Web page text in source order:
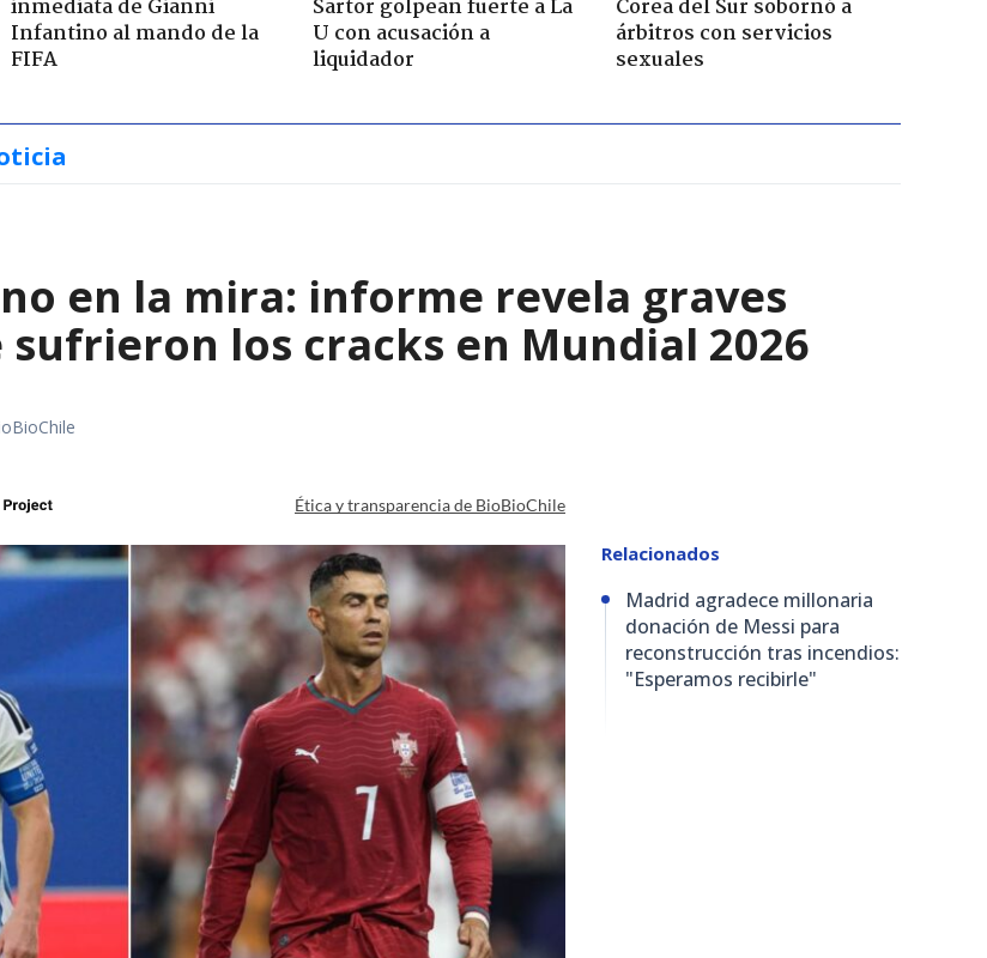
inmediata de Gianni
Infantino al mando de la
FIFA
Sartor golpean fuerte a La
U con acusación a
liquidador
Corea del Sur sobornó a
árbitros con servicios
sexuales
en la mira: informe revela graves
sufrieron los cracks en Mundial 2026
Ética y transparencia de BioBioChile
Relacionados
Madrid agradece millonaria
donación de Messi para
reconstrucción tras incendios:
"Esperamos recibirle"